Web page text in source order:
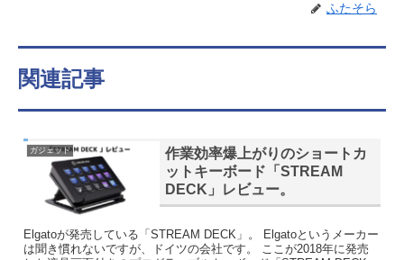
ふたそら
関連記事
ガジェット
作業効率爆上がりのショートカ
ットキーボード「STREAM
DECK」レビュー。
Elgatoが発売している「STREAM DECK」。 Elgatoというメーカー
は聞き慣れないですが、ドイツの会社です。 ここが2018年に発売